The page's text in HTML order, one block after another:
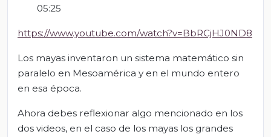
05:25
https://www.youtube.com/watch?v=BbRCjHJ0ND8
Los mayas inventaron un sistema matemático sin
paralelo en Mesoamérica y en el mundo entero
en esa época.
Ahora debes reflexionar algo mencionado en los
dos videos, en el caso de los mayas los grandes